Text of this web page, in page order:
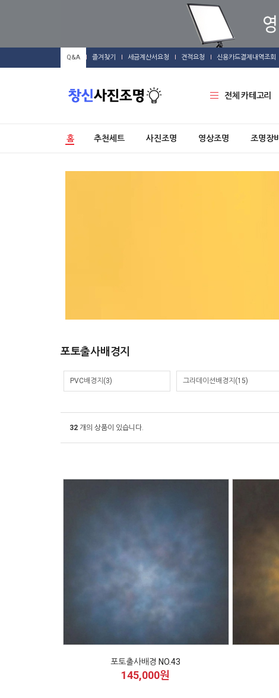
Q&A 즐겨찾기 세금계산서요청 견적요청 신용카드결제내역조회
전체 카테고리
홈 추천세트 사진조명 영상조명 조명장비
포토출사배경지
PVC배경지(3) 그라데이션배경지(15)
32 개의 상품이 있습니다.
포토출사배경 NO.43
145,000원